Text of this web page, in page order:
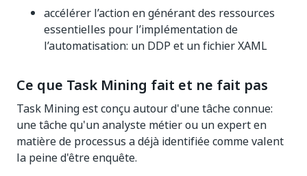
accélérer l’action en générant des ressources
essentielles pour l’implémentation de
l’automatisation: un DDP et un fichier XAML
Ce que Task Mining fait et ne fait pas
Task Mining est conçu autour d'une tâche connue:
une tâche qu'un analyste métier ou un expert en
matière de processus a déjà identifiée comme valent
la peine d'être enquête.